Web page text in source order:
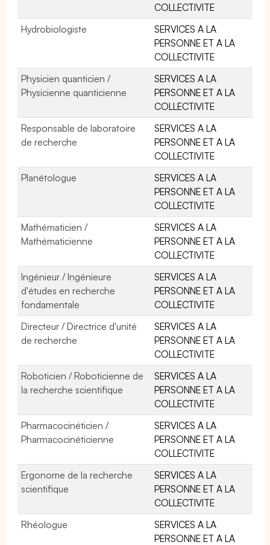
COLLECTIVITE
Hydrobiologiste
SERVICES A LA
PERSONNE ET A LA
COLLECTIVITE
Physicien quanticien /
Physicienne quanticienne
SERVICES A LA
PERSONNE ET A LA
COLLECTIVITE
Responsable de laboratoire
de recherche
SERVICES A LA
PERSONNE ET A LA
COLLECTIVITE
Planétologue
SERVICES A LA
PERSONNE ET A LA
COLLECTIVITE
Mathématicien /
Mathématicienne
SERVICES A LA
PERSONNE ET A LA
COLLECTIVITE
Ingénieur / Ingénieure
d'études en recherche
fondamentale
SERVICES A LA
PERSONNE ET A LA
COLLECTIVITE
Directeur / Directrice d'unité
de recherche
SERVICES A LA
PERSONNE ET A LA
COLLECTIVITE
Roboticien / Roboticienne de
la recherche scientifique
SERVICES A LA
PERSONNE ET A LA
COLLECTIVITE
Pharmacocinéticien /
Pharmacocinéticienne
SERVICES A LA
PERSONNE ET A LA
COLLECTIVITE
Ergonome de la recherche
scientifique
SERVICES A LA
PERSONNE ET A LA
COLLECTIVITE
Rhéologue
SERVICES A LA
PERSONNE ET A LA